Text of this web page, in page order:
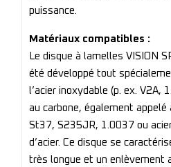
puissance.
Matériaux compatibles :
Le disque à lamelles VISION
été développé tout
l’acier inoxydable (p. ex. V2A,
au carbone, également appelé
St37, S235JR, 1.0037 ou
d’acier. Ce disque se
très longue et un enlèvement